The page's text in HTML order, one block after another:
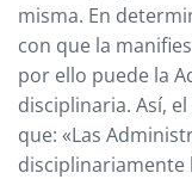
misma. En
con que la
por ello puede la
disciplinaria. Así, el
que: «Las
disciplinariamente